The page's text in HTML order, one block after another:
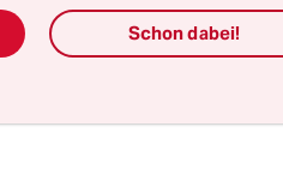
Schon dabei!